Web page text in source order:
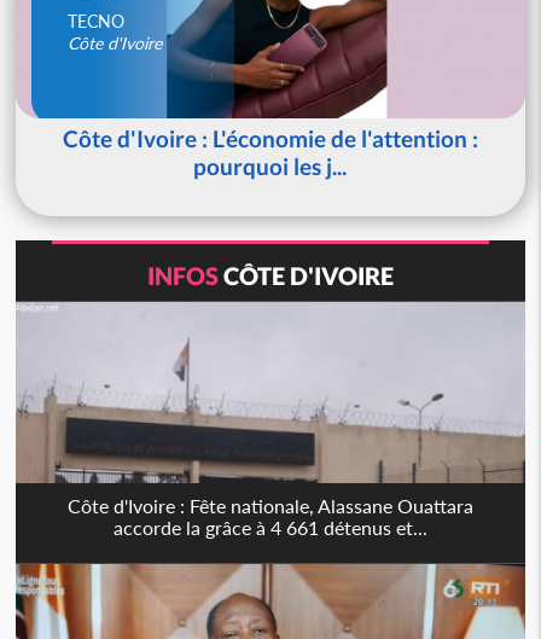
TECNO
Côte d'Ivoire
Côte d'Ivoire : L'économie de l'attention :
pourquoi les j...
INFOSCÔTE D'IVOIRE
Côte d'Ivoire : Fête nationale, Alassane Ouattara
accorde la grâce à 4 661 détenus et...